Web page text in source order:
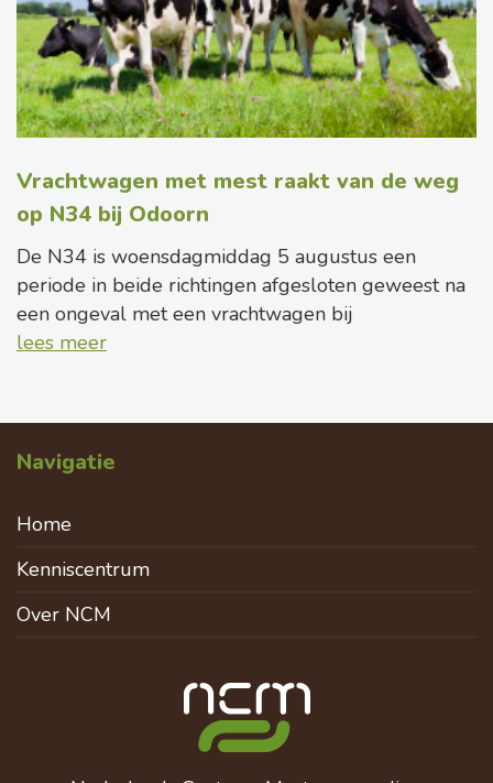
Vrachtwagen met mest raakt van de weg
op N34 bij Odoorn
De N34 is woensdagmiddag 5 augustus een
periode in beide richtingen afgesloten geweest na
een ongeval met een vrachtwagen bij
lees meer
Navigatie
Home
Kenniscentrum
Over NCM